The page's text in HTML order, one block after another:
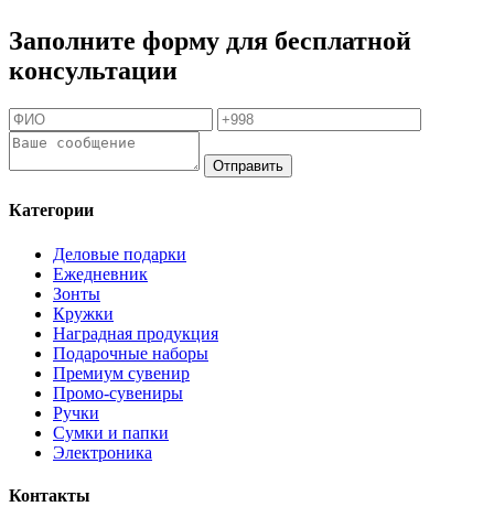
Заполните форму для бесплатной
консультации
Отправить
Категории
Деловые подарки
Ежедневник
Зонты
Кружки
Наградная продукция
Подарочные наборы
Премиум сувенир
Промо-сувениры
Ручки
Сумки и папки
Электроника
Контакты